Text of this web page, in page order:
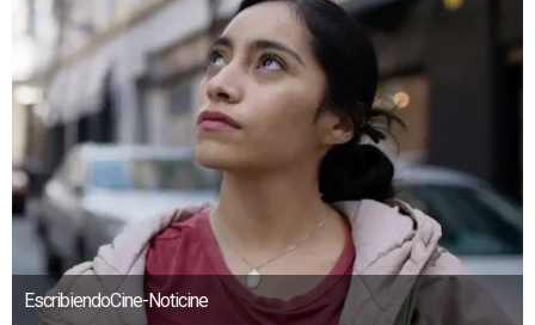
EscribiendoCine-Noticine